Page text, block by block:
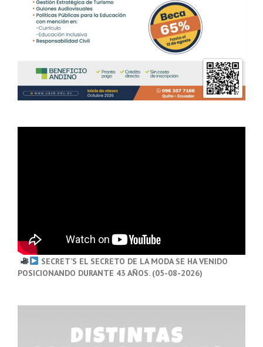
SECRET’S EL SECRETO DE LA MODA SE HA VENIDO
POSICIONANDO DURANTE 43 AÑOS. (05-08-2026)